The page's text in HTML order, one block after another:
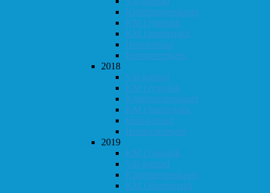
Klubbmesterskapet
KM i lynsjakk
KM i hurtigsjakk
Høst-konrad
Høstturneringen
2018
Vår-konrad
KM i lynsjakk
Klubbmesterskapet
KM i hurtigsjakk
Høst-konrad
Høstturneringen
2019
KM i lynsjakk
Vår-konrad
Klubbmesterskapet
KM i Hurtigsjakk